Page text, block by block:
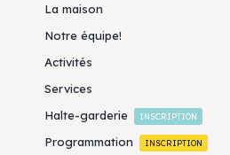
La maison
Notre équipe!
Activités
Services
Halte-garderie
INSCRIPTION
Programmation INSCRIPTION